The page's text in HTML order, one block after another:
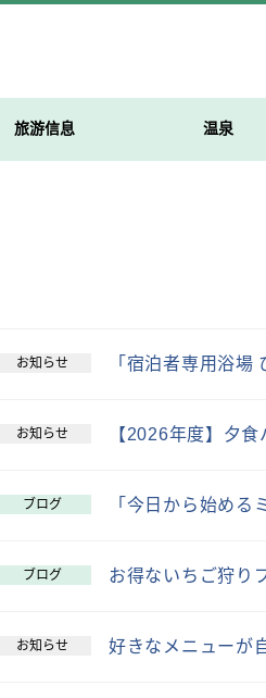
旅游信息 温泉
お知らせ 「宿泊者専用浴場
お知らせ 【2026年度】夕
ブログ 「今日から始める
ブログ お得ないちご狩り
お知らせ 好きなメニューが